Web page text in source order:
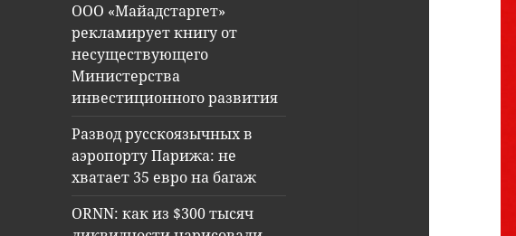
ООО «Майадстаргет»
рекламирует книгу от
несуществующего
Министерства
инвестиционного развития
Развод русскоязычных в
аэропорту Парижа: не
хватает 35 евро на багаж
ORNN: как из $300 тысяч